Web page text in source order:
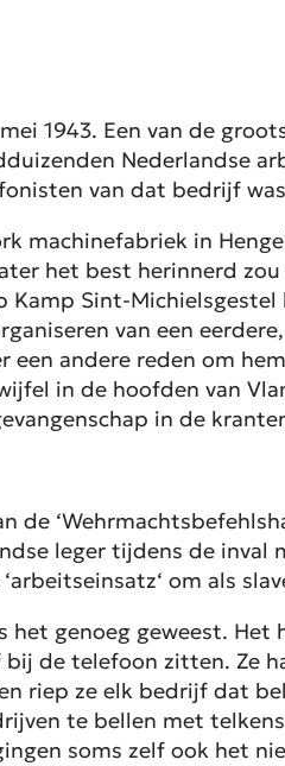
1943. Een van de
Nederlandse
van dat bedrijf
machinefabriek in
het best herinnerd
Sint-
van een
andere reden om
in de hoofden van
in de
de ‘
leger tijdens de inval
arbeitseinsatz‘ om als
het genoeg geweest.
de telefoon zitten. Ze
riep ze elk bedrijf dat
te bellen met
soms zelf ook het